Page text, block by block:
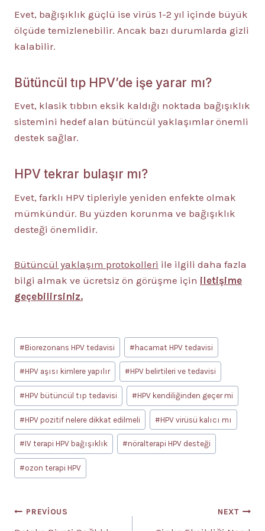
Evet, bağışıklık güçlü ise virüs 1-2 yıl içinde büyük
ölçüde temizlenebilir. Ancak bazı durumlarda gizli
kalabilir.
Bütüncül tıp HPV’de işe yarar mı?
Evet, klasik tıbbın eksik kaldığı noktada bağışıklık
sistemini hedef alan bütüncül yaklaşımlar önemli
destek sağlar.
HPV tekrar bulaşır mı?
Evet, farklı HPV tipleriyle yeniden enfekte olmak
mümkündür. Bu yüzden korunma ve bağışıklık
desteği önemlidir.
Bütüncül yaklaşım protokolleri ile ilgili daha fazla
bilgi almak ve ücretsiz ön görüşme için iletişime
geçebilirsiniz.
Post
Tags:
#Biorezonans HPV tedavisi #hacamat HPV tedavisi
#HPV aşısı kimlere yapılır #HPV belirtileri ve tedavisi
#HPV bütüncül tıp tedavisi #HPV kendiliğinden geçer mi
#HPV pozitif nelere dikkat edilmeli #HPV virüsü kalıcı mı
#IV terapi HPV bağışıklık #nöralterapi HPV desteği
#ozon terapi HPV
Yazı
PREVIOUS NEXT